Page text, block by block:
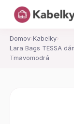
Domov› Kabelky›
Lara Bags TESSA
Tmavomodrá